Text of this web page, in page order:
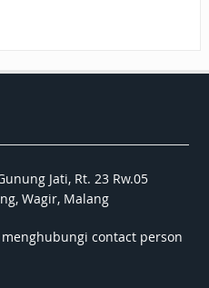
Jati, Rt. 23 Rw.05
Wagir, Malang
contact person